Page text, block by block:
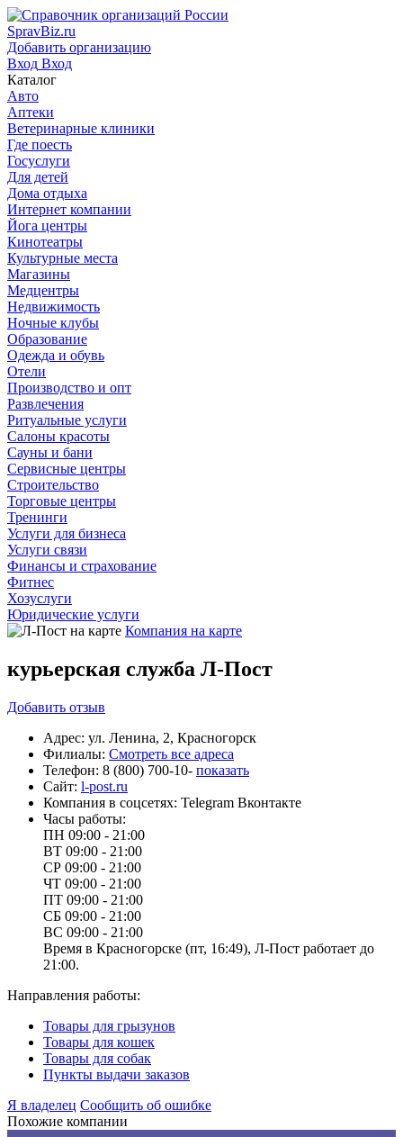
SpravBiz.ru
Добавить организацию
Вход Вход
Каталог
Авто
Аптеки
Ветеринарные клиники
Где поесть
Госуслуги
Для детей
Дома отдыха
Интернет компании
Йога центры
Кинотеатры
Культурные места
Магазины
Медцентры
Недвижимость
Ночные клубы
Образование
Одежда и обувь
Отели
Производство и опт
Развлечения
Ритуальные услуги
Салоны красоты
Сауны и бани
Сервисные центры
Строительство
Торговые центры
Тренинги
Услуги для бизнеса
Услуги связи
Финансы и страхование
Фитнес
Хозуслуги
Юридические услуги
Компания на карте
курьерская служба Л-Пост
Добавить отзыв
Адрес: ул. Ленина, 2, Красногорск
Филиалы: Смотреть все адреса
Телефон: 8 (800) 700-10- показать
Сайт: l-post.ru
Компания в соцсетях: Telegram Вконтакте
Часы работы:
ПН 09:00 - 21:00
ВТ 09:00 - 21:00
СР 09:00 - 21:00
ЧТ 09:00 - 21:00
ПТ 09:00 - 21:00
СБ 09:00 - 21:00
ВС 09:00 - 21:00
Время в Красногорске (пт, 16:49), Л-Пост работает до
21:00.
Направления работы:
Товары для грызунов
Товары для кошек
Товары для собак
Пункты выдачи заказов
Я владелец Сообщить об ошибке
Похожие компании